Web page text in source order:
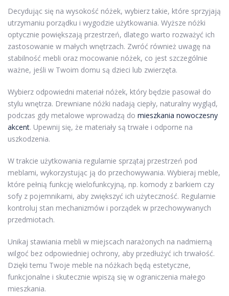
Decydując się na wysokość nóżek, wybierz takie, które sprzyjają
utrzymaniu porządku i wygodzie użytkowania. Wyższe nóżki
optycznie powiększają przestrzeń, dlatego warto rozważyć ich
zastosowanie w małych wnętrzach. Zwróć również uwagę na
stabilność mebli oraz mocowanie nóżek, co jest szczególnie
ważne, jeśli w Twoim domu są dzieci lub zwierzęta.
Wybierz odpowiedni materiał nóżek, który będzie pasował do
stylu wnętrza. Drewniane nóżki nadają ciepły, naturalny wygląd,
podczas gdy metalowe wprowadzą do mieszkania nowoczesny
akcent. Upewnij się, że materiały są trwałe i odporne na
uszkodzenia.
W trakcie użytkowania regularnie sprzątaj przestrzeń pod
meblami, wykorzystując ją do przechowywania. Wybieraj meble,
które pełnią funkcję wielofunkcyjną, np. komody z barkiem czy
sofy z pojemnikami, aby zwiększyć ich użyteczność. Regularnie
kontroluj stan mechanizmów i porządek w przechowywanych
przedmiotach.
Unikaj stawiania mebli w miejscach narażonych na nadmierną
wilgoć bez odpowiedniej ochrony, aby przedłużyć ich trwałość.
Dzięki temu Twoje meble na nóżkach będą estetyczne,
funkcjonalne i skutecznie wpiszą się w ograniczenia małego
mieszkania.